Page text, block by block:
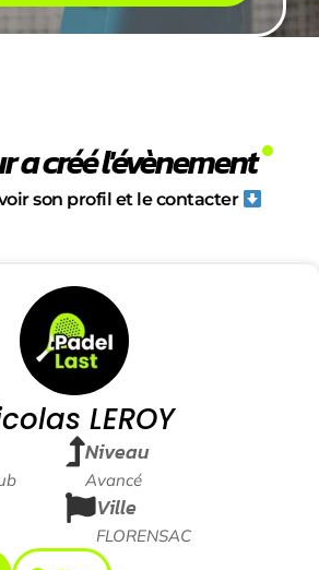
a créé l'évènement
son profil et le contacter
LEROY
Niveau
Avancé
Ville
FLORENSAC